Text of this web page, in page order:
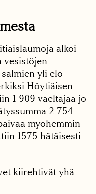
alkoi
vesistöjen
yli elo-
Höytiäisen
1 909 vaeltajaa jo
2 754
myöhemmin
1575 hätäisesti
kiirehtivät yhä